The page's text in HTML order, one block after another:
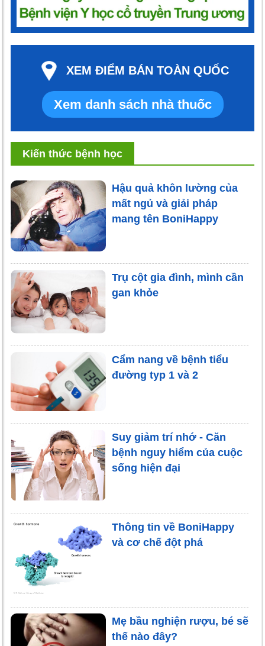
XEM ĐIỂM BÁN TOÀN QUỐC
Xem danh sách nhà thuốc
Kiến thức bệnh học
Hậu quả khôn lường của
mất ngủ và giải pháp
mang tên BoniHappy
Trụ cột gia đình, mình cần
gan khỏe
Cẩm nang về bệnh tiểu
đường typ 1 và 2
Suy giảm trí nhớ - Căn
bệnh nguy hiểm của cuộc
sống hiện đại
Thông tin về BoniHappy
và cơ chế đột phá
Mẹ bầu nghiện rượu, bé sẽ
thế nào đây?